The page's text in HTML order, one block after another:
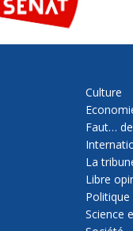
Culture
Faut…
La
Libre
Politique
Science